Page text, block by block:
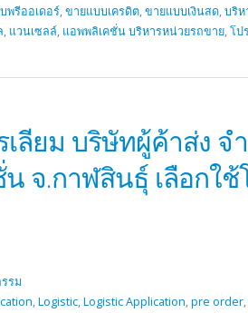
พรีออเดอร์,ขายแบบเครดิต,ขายแบบเงินสด,บริห
, แวนเซลล์, แอพพลิเคชั่น บริหารหน่วยรถขาย,โป
เลียม บริษัทผู้ค้าส่ง
น จ.กาฬสินธุ์ เลือกใ
รม
,Logistic,Logistic Application,pre order,